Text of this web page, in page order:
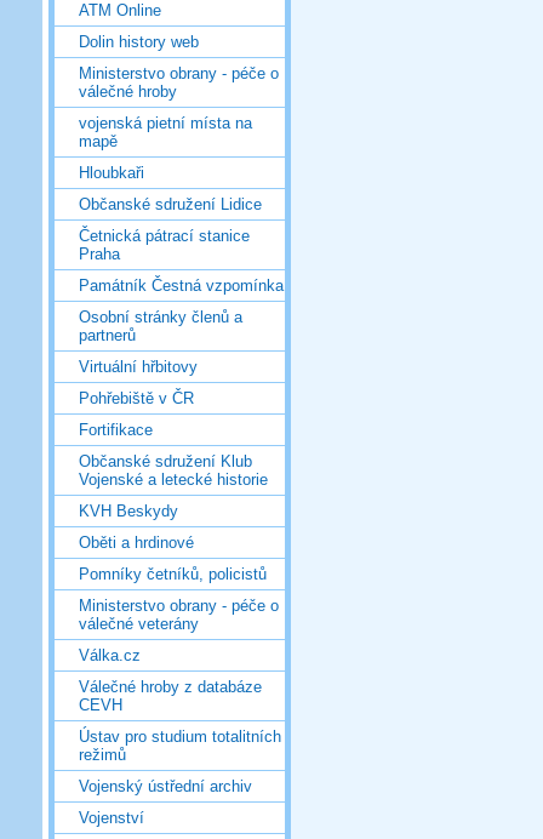
ATM Online
Dolin history web
Ministerstvo obrany - péče o
válečné hroby
vojenská pietní místa na
mapě
Hloubkaři
Občanské sdružení Lidice
Četnická pátrací stanice
Praha
Památník Čestná vzpomínka
Osobní stránky členů a
partnerů
Virtuální hřbitovy
Pohřebiště v ČR
Fortifikace
Občanské sdružení Klub
Vojenské a letecké historie
KVH Beskydy
Oběti a hrdinové
Pomníky četníků, policistů
Ministerstvo obrany - péče o
válečné veterány
Válka.cz
Válečné hroby z databáze
CEVH
Ústav pro studium totalitních
režimů
Vojenský ústřední archiv
Vojenství